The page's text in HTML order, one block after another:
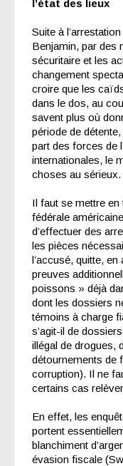
l’état des lieux
Suite à
Benjamin, par des
sécuritaire et les
changement
croire que les
dans le dos, au
savent plus où
période de
part des forces de
internationales, le
choses au sérieux.
Il faut se mettre en
fédérale
d’effectuer des
les pièces
l’accusé, quitte,
preuves
poissons » déjà
dont les dossiers
témoins à charge
s’agit-il de
illégal de drogues,
détournements de
corruption). Il ne
certains cas
En effet, les
portent
blanchiment
évasion fiscale